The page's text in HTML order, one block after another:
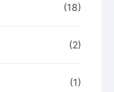
(18)
(2)
(1)